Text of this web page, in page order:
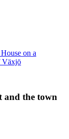
on a
Växjö
and the town